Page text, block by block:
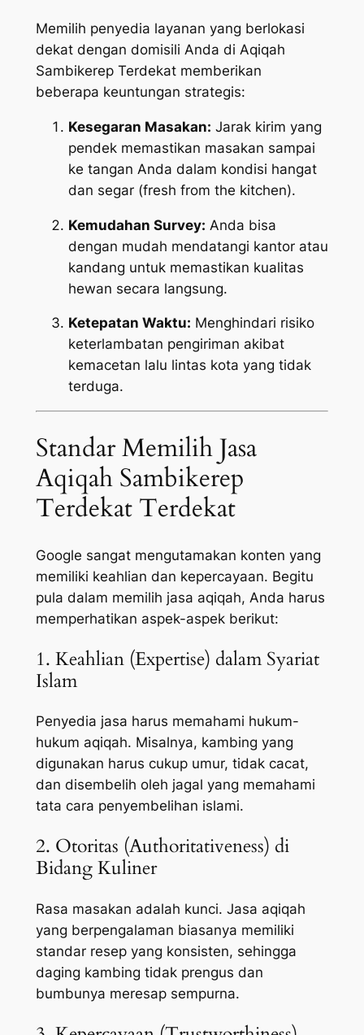
Memilih penyedia layanan yang berlokasi
dekat dengan domisili Anda di Aqiqah
Sambikerep Terdekat memberikan
beberapa keuntungan strategis:
Kesegaran Masakan: Jarak kirim yang
pendek memastikan masakan sampai
ke tangan Anda dalam kondisi hangat
dan segar (fresh from the kitchen).
Kemudahan Survey: Anda bisa
dengan mudah mendatangi kantor atau
kandang untuk memastikan kualitas
hewan secara langsung.
Ketepatan Waktu: Menghindari risiko
keterlambatan pengiriman akibat
kemacetan lalu lintas kota yang tidak
terduga.
Standar Memilih Jasa
Aqiqah Sambikerep
Terdekat Terdekat
Google sangat mengutamakan konten yang
memiliki keahlian dan kepercayaan. Begitu
pula dalam memilih jasa aqiqah, Anda harus
memperhatikan aspek-aspek berikut:
1. Keahlian (Expertise) dalam Syariat
Islam
Penyedia jasa harus memahami hukum-
hukum aqiqah. Misalnya, kambing yang
digunakan harus cukup umur, tidak cacat,
dan disembelih oleh jagal yang memahami
tata cara penyembelihan islami.
2. Otoritas (Authoritativeness) di
Bidang Kuliner
Rasa masakan adalah kunci. Jasa aqiqah
yang berpengalaman biasanya memiliki
standar resep yang konsisten, sehingga
daging kambing tidak prengus dan
bumbunya meresap sempurna.